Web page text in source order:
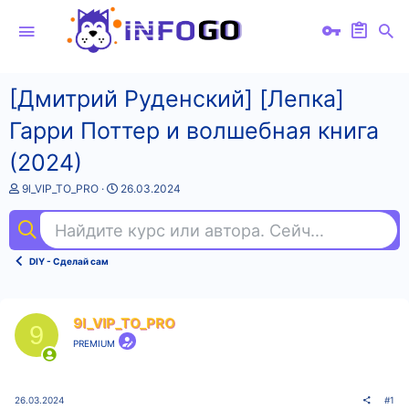
[Дмитрий Руденский] [Лепка]
Гарри Поттер и волшебная книга
(2024)
А
т
о
т
9l_VIP_TO_PRO
Д
а
н
а
26.03.2024
Найдите курс или автора. Сейчас ищут fl
DIY - Сделай сам
9 9l_VIP_TO_PRO
PREMIUM
26.03.2024 #1